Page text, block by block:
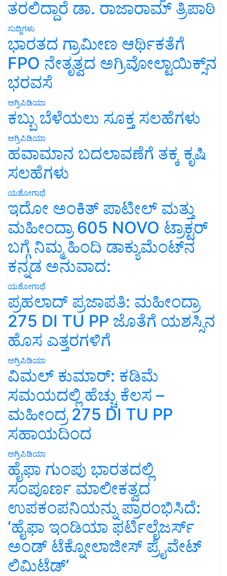
ತರಲಿದ್ದಾರೆ ಡಾ. ರಾಜಾರಾಮ್ ತ್ರಿಪಾಠಿ
ಸುದ್ದಿಗಳು
ಭಾರತದ ಗ್ರಾಮೀಣ ಆರ್ಥಿಕತೆಗೆ
FPO ನೇತೃತ್ವದ ಅಗ್ರಿವೋಲ್ಟಾಯಿಕ್ಸ್‌ನ
ಭರವಸೆ
ಅಗ್ರಿಪಿಡಿಯಾ
ಕಬ್ಬು ಬೆಳೆಯಲು ಸೂಕ್ತ ಸಲಹೆಗಳು
ಅಗ್ರಿಪಿಡಿಯಾ
ಹವಾಮಾನ ಬದಲಾವಣೆಗೆ ತಕ್ಕ ಕೃಷಿ
ಸಲಹೆಗಳು
ಯಶೋಗಾಥೆ
ಇದೋ ಅಂಕಿತ್ ಪಾಟೀಲ್ ಮತ್ತು
ಮಹೀಂದ್ರಾ 605 NOVO ಟ್ರಾಕ್ಟರ್
ಬಗ್ಗೆ ನಿಮ್ಮ ಹಿಂದಿ ಡಾಕ್ಯುಮೆಂಟ್‌ನ
ಕನ್ನಡ ಅನುವಾದ:
ಯಶೋಗಾಥೆ
ಪ್ರಹಲಾದ್ ಪ್ರಜಾಪತಿ: ಮಹೀಂದ್ರಾ
275 DI TU PP ಜೊತೆಗೆ ಯಶಸ್ಸಿನ
ಹೊಸ ಎತ್ತರಗಳಿಗೆ
ಅಗ್ರಿಪಿಡಿಯಾ
ವಿಮಲ್ ಕುಮಾರ್: ಕಡಿಮೆ
ಸಮಯದಲ್ಲಿ ಹೆಚ್ಚು ಕೆಲಸ –
ಮಹೀಂದ್ರ 275 DI TU PP
ಸಹಾಯದಿಂದ
ಅಗ್ರಿಪಿಡಿಯಾ
ಹೈಫಾ ಗುಂಪು ಭಾರತದಲ್ಲಿ
ಸಂಪೂರ್ಣ ಮಾಲೀಕತ್ವದ
ಉಪಕಂಪನಿಯನ್ನು ಪ್ರಾರಂಭಿಸಿದೆ:
‘ಹೈಫಾ ಇಂಡಿಯಾ ಫರ್ಟಿಲೈಜರ್ಸ್
ಅಂಡ್ ಟೆಕ್ನೋಲಾಜೀಸ್ ಪ್ರೈವೇಟ್
ಲಿಮಿಟೆಡ್’